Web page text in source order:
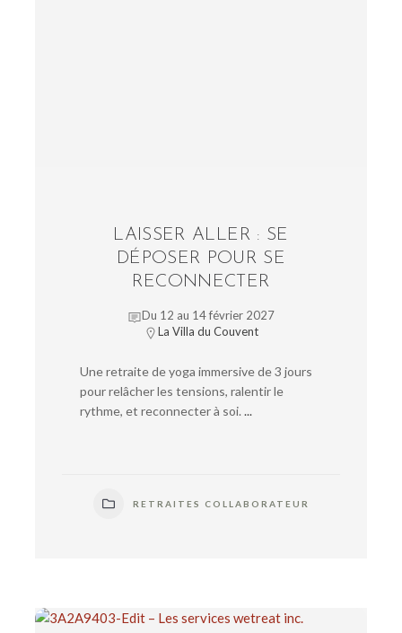
LAISSER ALLER : SE
DÉPOSER POUR SE
RECONNECTER
Du 12 au 14 février 2027
La Villa du Couvent
Une retraite de yoga immersive de 3 jours
pour relâcher les tensions, ralentir le
rythme, et reconnecter à soi. ...
RETRAITES COLLABORATEUR